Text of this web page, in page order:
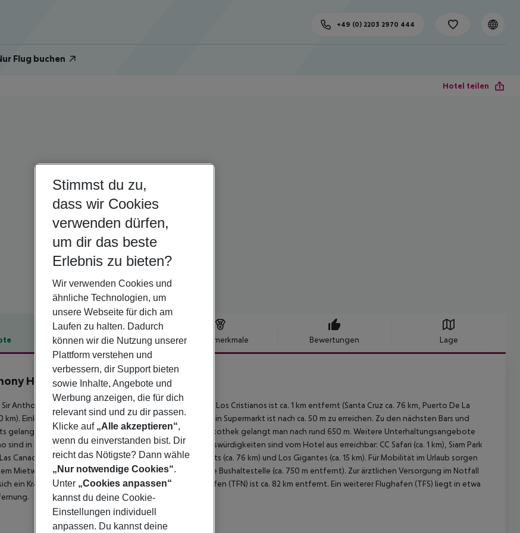
Flug buchen
+49 (0) 2203 2970 444
Hotel teilen
Hotelbeschreibung Hotelmerkmale Bewertungen Lage
Hotel
5
Anthony befindet sich direkt am Sandstrand. Die Stadt Los Cristianos ist ca. 1 km entfernt (Santa Cruz ca. 76 km, Puerto De La
km). Einkaufsmöglichkeiten liegen ca. 100 m vom Hotel, ein Supermarkt ist nach ca. 50 m zu erreichen. Zu den nächsten Bars und
gelangt man ebenfalls nach rund 50 m. Zur nächsten Diskothek gelangt man nach rund 650 m. Weitere Unterhaltungsangebote
sind in ca. 500 m Entfernung zu finden. Folgende Sehenswürdigkeiten sind vom Hotel aus erreichbar: CC Safari (ca. 1 km), Siam Park
Las Canadas National Park (ca. 55 km), Santa Cruz Monuments (ca. 76 km) und Los Gigantes (ca. 15 km). Für Mobilität im Urlaub sorgen
Mietwagen-Verleih auch ein Taxistand (ca. 5 m) und eine Bushaltestelle (ca. 750 m entfernt). Zur ärztlichen Versorgung im Notfall
ein Krankenhaus in etwa 600 m Entfernung. Der Flughafen (TFN) ist ca. 82 km entfernt. Ein weiterer Flughafen (TFS) liegt in etwa
Stimmst du zu,
dass wir Cookies
verwenden dürfen,
um dir das beste
Erlebnis zu bieten?
Wir verwenden Cookies und
ähnliche Technologien, um
unsere Webseite für dich am
Laufen zu halten. Dadurch
können wir die Nutzung unserer
Plattform verstehen und
verbessern, dir Support bieten
sowie Inhalte, Angebote und
Werbung anzeigen, die für dich
relevant sind und zu dir passen.
Klicke auf „Alle akzeptieren“,
wenn du einverstanden bist. Dir
reicht das Nötigste? Dann wähle
„Nur notwendige Cookies“.
Unter „Cookies anpassen“
kannst du deine Cookie-
Einstellungen individuell
anpassen. Du kannst deine